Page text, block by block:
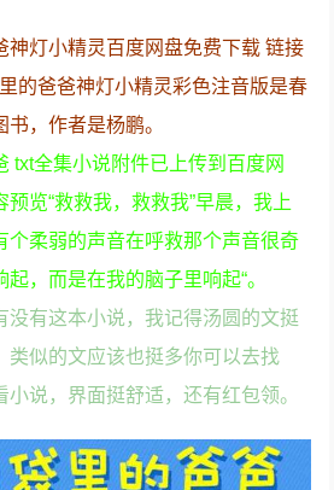
神灯小精灵百度网盘免费下载 链接
的爸爸神灯小精灵彩色注音版是春
，作者是杨鹏。
txt全集小说附件已上传到百度网
览“救救我，救救我”早晨，我上
个柔弱的声音在呼救那个声音很奇
，而是在我的脑子里响起“。
没有这本小说，我记得汤圆的文挺
类似的文应该也挺多你可以去找
说，界面挺舒适，还有红包领。